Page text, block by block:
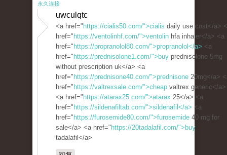
永久连接
uwculqtc
<a href=" https://cialis50.com/">cialis daily use cost</a>
href=" https://ventolinhf.com/">ventolin hfa inhaler</a> <a
href=" https://propranolol80.com/">propranolol</a> <a
href=" https://prednisolone1.com/">buy prednisolone 5mg
without prescription uk</a> <a
href=" https://prednisone40.com/">prednisone 20mg</a>
href=" https://valtrexsale.com/">cheap valtrex generic</a>
<a href=" https://atarax25.com/">atarax 25</a> <a
href=" https://sildenafiltab.com/">sildenafil</a> <a
href=" https://furosemide80.com/">furosemide 40 mg for
sale</a> <a href=" https://20tadalafil.com/">buy
tadalafil</a>